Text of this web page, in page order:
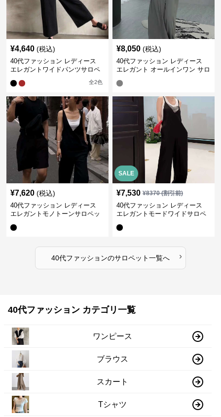
¥4,640 (税込)
40代ファッション レディース
エレガントワイドパンツサロペ
全2色
¥8,050 (税込)
40代ファッション レディース
エレガント オールインワン サロ
ール
¥7,620 (税込)
40代ファッション レディース
エレガントモノトーンサロペッ
ン
SALE
¥7,530 ¥8370(割引前)
40代ファッション レディース
エレガントモードワイドサロペ
ワン
40代ファッションのサロペット一覧へ ›
40代ファッション カテゴリ一覧
ワンピース
ブラウス
スカート
Tシャツ